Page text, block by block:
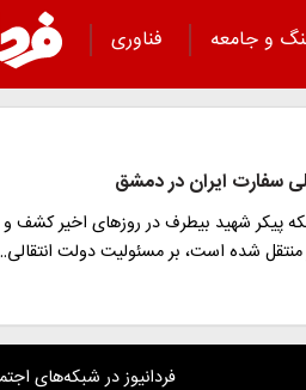
و جامعه
فناوری
سفارت ایران در دمشق
پیکر شهید بیطرف در روزهای اخیر کشف و
شده است، بر مسئولیت دولت
فردانیوز در شبکه‌های